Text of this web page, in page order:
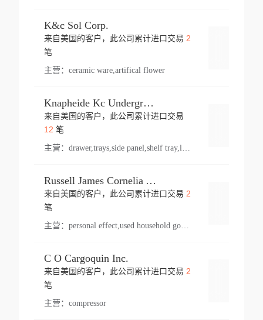
K&c Sol Corp.
来自美国的客户，此公司累计进口交易 2
笔
主营： ceramic ware,artifical flower
Knapheide Kc Underground
来自美国的客户，此公司累计进口交易
12 笔
主营：
Russell James Cornelia Arlington Va
来自美国的客户，此公司累计进口交易 2
笔
主营： personal effect,used household goods
C O Cargoquin Inc.
来自美国的客户，此公司累计进口交易 2
笔
主营： compressor